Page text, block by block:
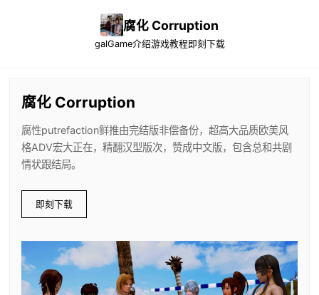
腐化 Corruption
galGame介绍游戏教程 即刻下载
腐化 Corruption
腐性putrefaction鲜推由完结版非偿备份，超高大品质欧美风
格ADV宏大正在，精翻汉型版次，赞成中文版，包含总和共剧
情状跟结局。
即刻下载